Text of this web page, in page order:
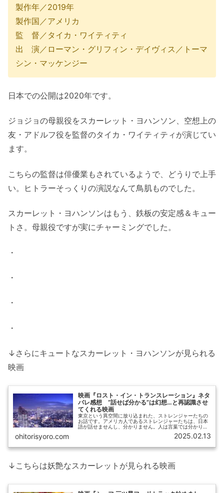
製作年／2019年
製作国／アメリカ
監 督／タイカ・ワイティティ
出 演／ローマン・グリフィン・デイヴィス／トーマ
シン・マッケンジー
日本での公開は2020年です。
ジョジョの母親役をスカーレット・ヨハンソン、空想上の
友・アドルフ役を監督のタイカ・ワイティティが演じてい
ます。
こちらの監督は俳優業もされているようで、どうりで上手
い。ヒトラーそっくりの演説なんて鳥肌ものでした。
スカーレット・ヨハンソンはもう、鉄板の安定感＆キュー
トさ。母親役ですが実にチャーミングでした。
・
・
・
・
↓さらにキュートなスカーレット・ヨハンソンが見られる
映画
映画『ロスト・イン・トランスレーション』ネタ
バレ感想 “話せば分かる”は幻想…と再認識させ
てくれる映画
東京という異空間に放り込まれた、ストレンジャーたちの
お話です。アメリカ人であるストレンジャーたちは、日本
語が話せませんし、分かりません。人は言葉では分かり合
えないという事実を、理解できない言語をしゃべる人たち
ohitorisyoro.com 2025.02.13
↓こちらは妖艶なスカーレットが見られる映画